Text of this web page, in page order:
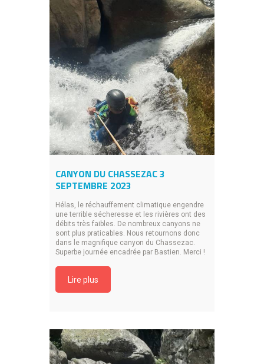
CANYON DU CHASSEZAC 3
SEPTEMBRE 2023
Hélas, le réchauffement climatique engendre
une terrible sécheresse et les rivières ont des
débits très faibles. De nombreux canyons ne
sont plus praticables. Nous retournons donc
dans le magnifique canyon du Chassezac.
Superbe journée encadrée par Bastien. Merci !
Lire plus